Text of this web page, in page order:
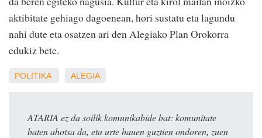
aktibitate gehiago dagoenean, hori sustatu eta lagundu
nahi dute eta osatzen ari den Alegiako Plan Orokorra
edukiz bete.
POLITIKA ALEGIA
ATARIA ez da soilik komunikabide bat: komunitate
baten ahotsa da, eta urte hauen guztien ondoren, zuen